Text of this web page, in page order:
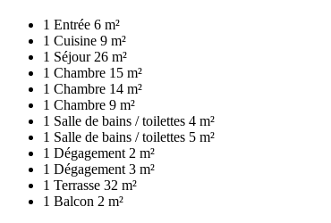
1 Entrée 6 m²
1 Cuisine 9 m²
1 Séjour 26 m²
1 Chambre 15 m²
1 Chambre 14 m²
1 Chambre 9 m²
1 Salle de bains / toilettes 4 m²
1 Salle de bains / toilettes 5 m²
1 Dégagement 2 m²
1 Dégagement 3 m²
1 Terrasse 32 m²
1 Balcon 2 m²